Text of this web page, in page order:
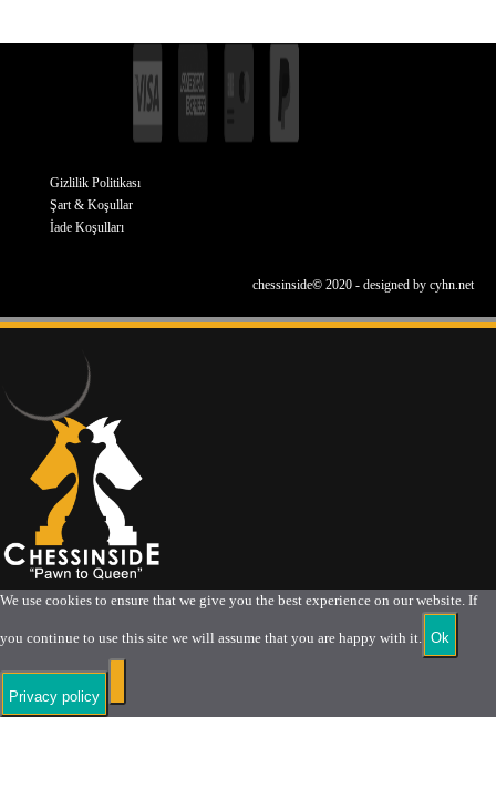
Gizlilik Politikası
Şart & Koşullar
İade Koşulları
chessinside© 2020 - designed by cyhn.net
We use cookies to ensure that we give you the best experience on our website. If
you continue to use this site we will assume that you are happy with it. Ok
Privacy policy